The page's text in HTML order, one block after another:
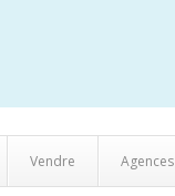
Vendre Agences